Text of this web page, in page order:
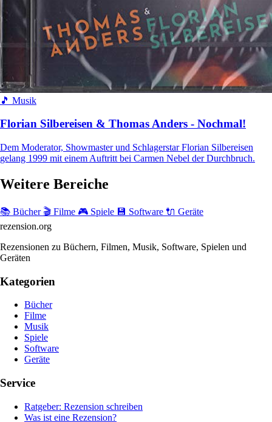
🎵 Musik
Florian Silbereisen & Thomas Anders - Nochmal!
Dem Moderator, Showmaster und Schlagerstar Florian Silbereisen
gelang 1999 mit einem Auftritt bei Carmen Nebel der Durchbruch.
Weitere Bereiche
📚 Bücher 🎬 Filme 🎮 Spiele 💾 Software 🔌 Geräte
rezension.org
Rezensionen zu Büchern, Filmen, Musik, Software, Spielen und
Geräten
Kategorien
Bücher
Filme
Musik
Spiele
Software
Geräte
Service
Ratgeber: Rezension schreiben
Was ist eine Rezension?